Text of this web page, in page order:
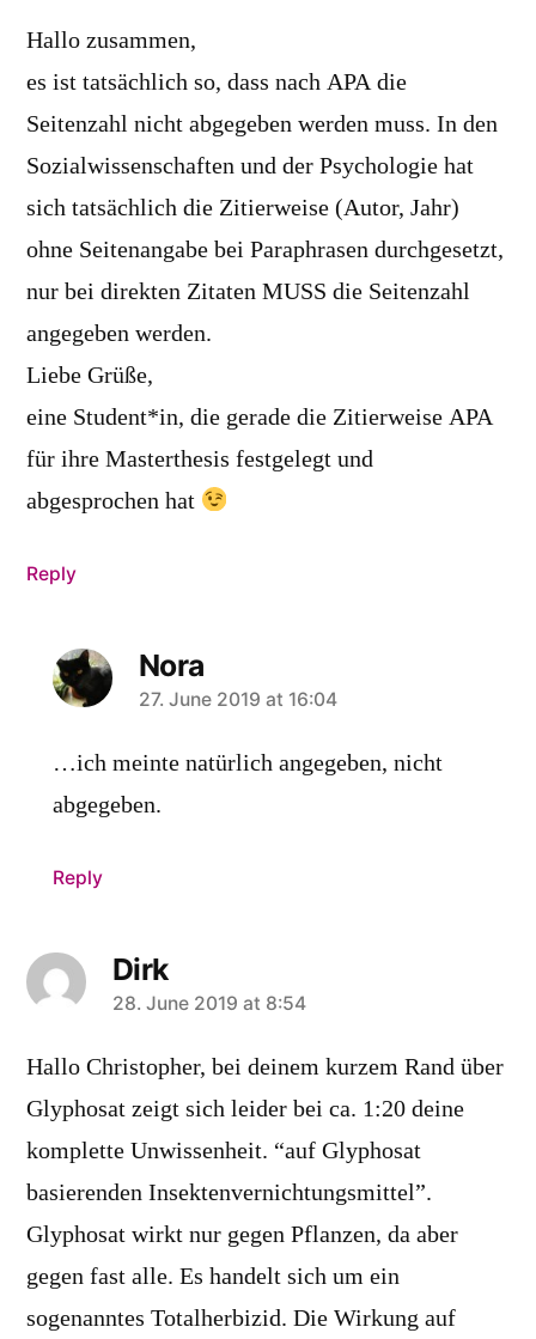
Hallo zusammen,
es ist tatsächlich so, dass nach APA die
Seitenzahl nicht abgegeben werden muss. In den
Sozialwissenschaften und der Psychologie hat
sich tatsächlich die Zitierweise (Autor, Jahr)
ohne Seitenangabe bei Paraphrasen durchgesetzt,
nur bei direkten Zitaten MUSS die Seitenzahl
angegeben werden.
Liebe Grüße,
eine Student*in, die gerade die Zitierweise APA
für ihre Masterthesis festgelegt und
abgesprochen hat
Reply
Nora
says:
27. June 2019 at 16:04
…ich meinte natürlich angegeben, nicht
abgegeben.
Reply
Dirk
says:
28. June 2019 at 8:54
Hallo Christopher, bei deinem kurzem Rand über
Glyphosat zeigt sich leider bei ca. 1:20 deine
komplette Unwissenheit. “auf Glyphosat
basierenden Insektenvernichtungsmittel”.
Glyphosat wirkt nur gegen Pflanzen, da aber
gegen fast alle. Es handelt sich um ein
sogenanntes Totalherbizid. Die Wirkung auf